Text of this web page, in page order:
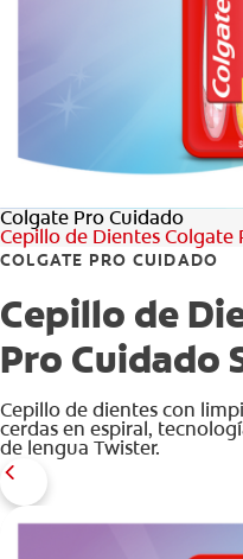
Colgate Pro Cuidado
Cepillo de Dientes Colgate
COLGATE PRO CUIDADO
Cepillo de
Pro Cuidado
Cepillo de dientes con
cerdas en espiral,
de lengua Twister.